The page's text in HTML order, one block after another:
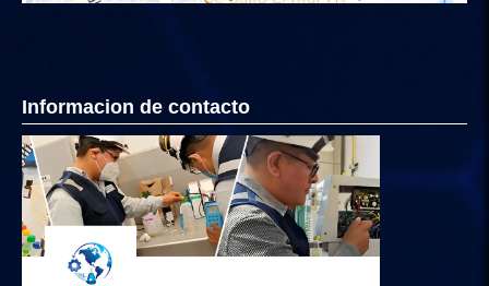
Informacion de contacto